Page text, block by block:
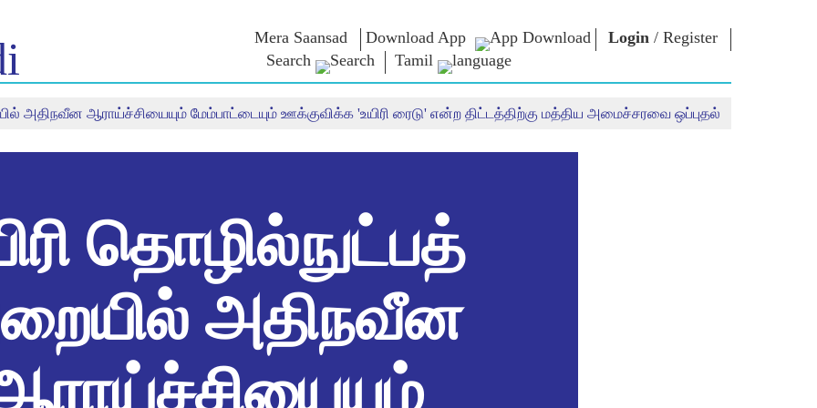
Mera Saansad Download App Login / Register
Search
Tamil
ஆளுமை பிரிவுகள்
என்எம்
உரையின் எழுத்து
வடிவங்கள்
நேர்காணல்கள்
ப்ளாக்
என்எம் நூலகம் கனெக்ட்
அதிநவீன ஆராய்ச்சியையும் மேம்பாட்டையும் ஊக்குவிக்க 'உயிரி ரைடு' என்ற திட்டத்திற்கு மத்திய அமைச்சரவை ஒப்புதல்
தொழில்நுட்பத்
அதிநவீன